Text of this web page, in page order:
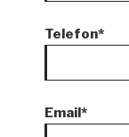
Telefon*
Email*